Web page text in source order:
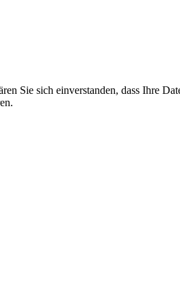
Sie sich einverstanden, dass Ihre